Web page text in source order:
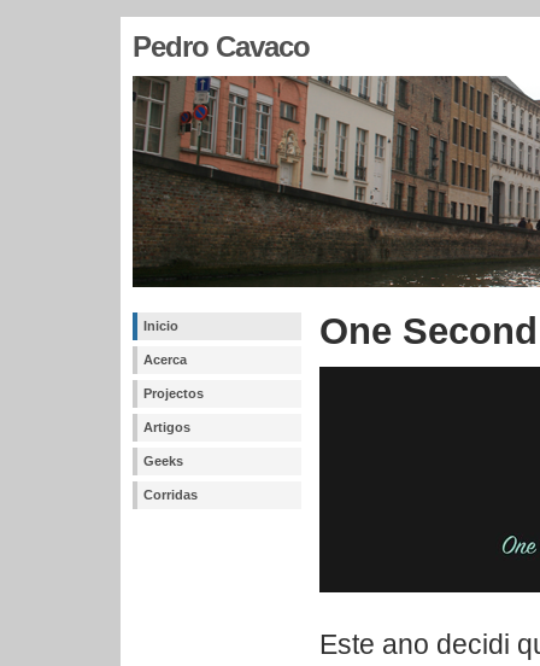
Pedro Cavaco
Inicio
Acerca
Projectos
Artigos
Geeks
Corridas
One
Este ano decidi